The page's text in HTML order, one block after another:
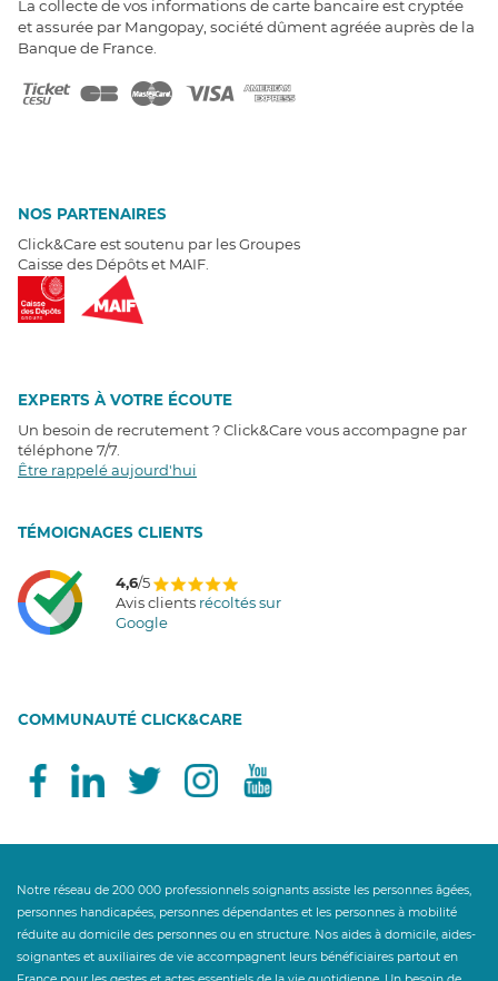
La collecte de vos informations de carte bancaire est cryptée
et assurée par Mangopay, société dûment agréée auprès de la
Banque de France.
NOS PARTENAIRES
Click&Care est soutenu par les Groupes
Caisse des Dépôts et MAIF.
EXPERTS À VOTRE ÉCOUTE
Un besoin de recrutement ? Click&Care vous accompagne par
téléphone 7/7.
Être rappelé aujourd'hui
TÉMOIGNAGES CLIENTS
4,6/5
Avis clients récoltés sur
Google
COMMUNAUTÉ CLICK&CARE
Notre réseau de 200 000 professionnels soignants assiste les personnes âgées,
personnes handicapées, personnes dépendantes et les personnes à mobilité
réduite au domicile des personnes ou en structure. Nos aides à domicile, aides-
soignantes et auxiliaires de vie accompagnent leurs bénéficiaires partout en